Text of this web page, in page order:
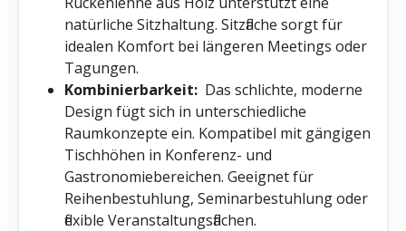
natürliche Sitzhaltung. Sitzfläche sorgt für
idealen Komfort bei längeren Meetings oder
Tagungen.
Kombinierbarkeit: Das schlichte, moderne
Design fügt sich in unterschiedliche
Raumkonzepte ein. Kompatibel mit gängigen
Tischhöhen in Konferenz- und
Gastronomiebereichen. Geeignet für
Reihenbestuhlung, Seminarbestuhlung oder
flexible Veranstaltungsflächen.